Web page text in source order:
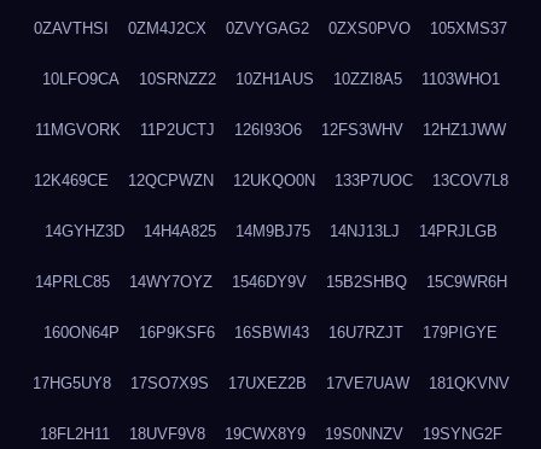
0ZAVTHSI 0ZM4J2CX 0ZVYGAG2 0ZXS0PVO 105XMS37
10LFO9CA 10SRNZZ2 10ZH1AUS 10ZZI8A5 1103WHO1
11MGVORK 11P2UCTJ 126I93O6 12FS3WHV 12HZ1JWW
12K469CE 12QCPWZN 12UKQO0N 133P7UOC 13COV7L8
14GYHZ3D 14H4A825 14M9BJ75 14NJ13LJ 14PRJLGB
14PRLC85 14WY7OYZ 1546DY9V 15B2SHBQ 15C9WR6H
160ON64P 16P9KSF6 16SBWI43 16U7RZJT 179PIGYE
17HG5UY8 17SO7X9S 17UXEZ2B 17VE7UAW 181QKVNV
18FL2H11 18UVF9V8 19CWX8Y9 19S0NNZV 19SYNG2F